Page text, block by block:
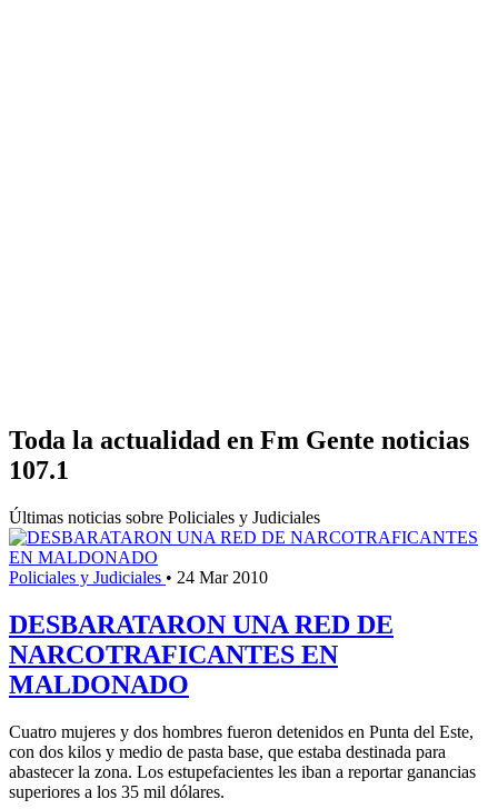
Toda la actualidad en Fm Gente noticias
107.1
Últimas noticias sobre Policiales y Judiciales
Policiales y Judiciales • 24 Mar 2010
DESBARATARON UNA RED DE
NARCOTRAFICANTES EN
MALDONADO
Cuatro mujeres y dos hombres fueron detenidos en Punta del Este,
con dos kilos y medio de pasta base, que estaba destinada para
abastecer la zona. Los estupefacientes les iban a reportar ganancias
superiores a los 35 mil dólares.